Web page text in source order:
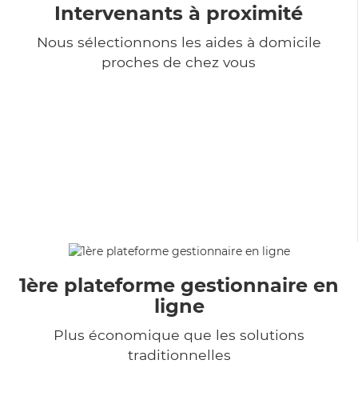
Intervenants à proximité
Nous sélectionnons les aides à domicile
proches de chez vous
1ère plateforme gestionnaire en
ligne
Plus économique que les solutions
traditionnelles